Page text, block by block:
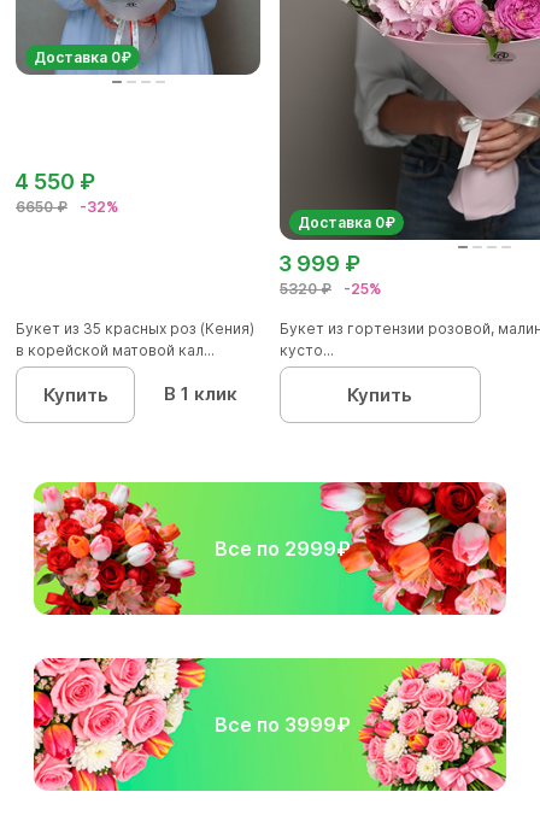
Доставка 0₽
6650 ₽ -32%
4 550 ₽
Букет из 35 красных роз (Кения)
в корейской матовой кал...
Купить В 1 клик
Доставка 0₽
5320 ₽ -25%
3 999 ₽
Букет из гортензии розовой,
кусто...
Купить
Все по 2999₽
Все по 3999₽